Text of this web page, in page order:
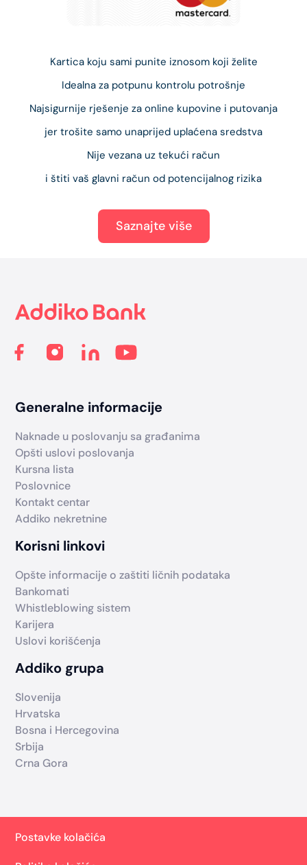
Kartica koju sami punite iznosom koji želite
Idealna za potpunu kontrolu potrošnje
Najsigurnije rješenje za online kupovine i putovanja
jer trošite samo unaprijed uplaćena sredstva
Nije vezana uz tekući račun
i štiti vaš glavni račun od potencijalnog rizika
Saznajte više
Generalne informacije
Naknade u poslovanju sa građanima
Opšti uslovi poslovanja
Kursna lista
Poslovnice
Kontakt centar
Addiko nekretnine
Korisni linkovi
Opšte informacije o zaštiti ličnih podataka
Bankomati
Whistleblowing sistem
Karijera
Uslovi korišćenja
Addiko grupa
Slovenija
Hrvatska
Bosna i Hercegovina
Srbija
Crna Gora
Postavke kolačića